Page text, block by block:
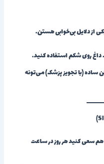
از دلایل بی‌خوابی هستن.
روی شکم استفاده کنید.
ساده (با تجویز پزشک) می‌تونه
هم سعی کنید هر روز در ساعت